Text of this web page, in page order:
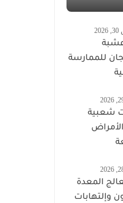
عشبة
للممارسة
شعبية
المعدة
وإلتهابات